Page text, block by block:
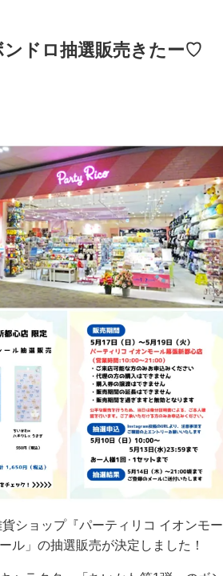
ンドロ抽選販売きたー♡
ショップ『パーティリコ イオンモー
ル」の抽選販売が決定しました！